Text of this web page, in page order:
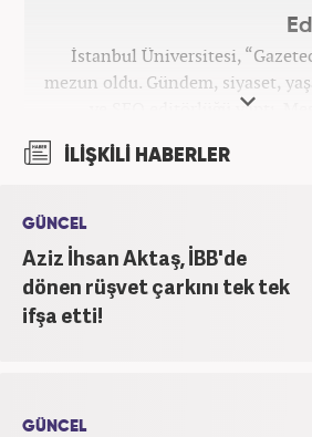
İstanbul Üniversitesi,
mezun oldu. Gündem, siyaset,
ve SEO editörlüğü yaptı.
İLİŞKİLİ HABERLER
GÜNCEL
Aziz İhsan Aktaş, İBB'de
dönen rüşvet çarkını tek tek
ifşa etti!
GÜNCEL